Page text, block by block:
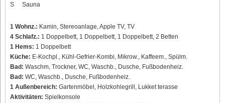
S
Sauna
1 Wohnz.: Kamin, Stereoanlage, Apple TV, TV
4 Schlafz.: 1 Doppelbett, 1 Doppelbett, 1 Doppelbett, 2 Betten
1 Hems: 1 Doppelbett
Küche: E-Kochpl., Kühl-Gefrier-Kombi, Mikrow., Kaffeem., Spülm.
Bad: Waschm, Trockner, WC, Waschb., Dusche, Fußbodenheiz.
Bad: WC, Waschb., Dusche, Fußbodenheiz.
1 Außenbereich: Gartenmöbel, Holzkohlegrill, Lukket terasse
Aktivitäten: Spielkonsole